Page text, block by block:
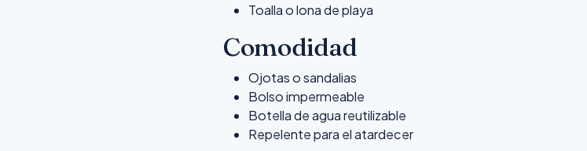
Toalla o lona de playa
Comodidad
Ojotas o sandalias
Bolso impermeable
Botella de agua reutilizable
Repelente para el atardecer